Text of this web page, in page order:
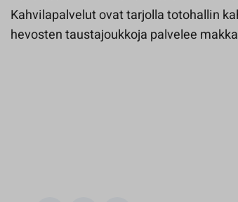
Kahvilapalvelut ovat tarjolla totohallin
hevosten taustajoukkoja palvelee